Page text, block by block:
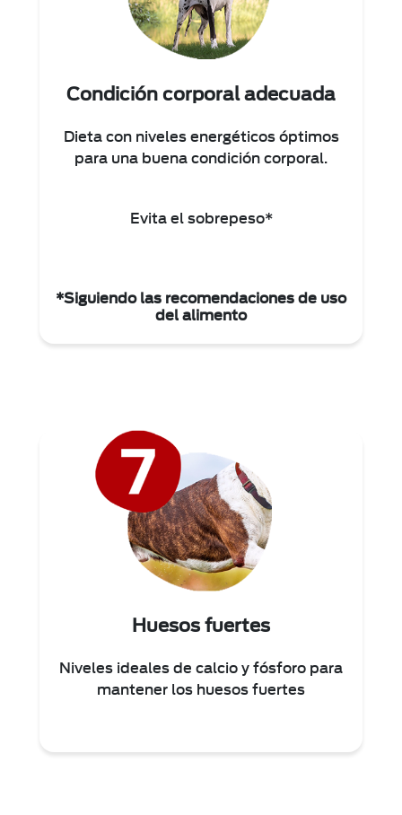
Condición corporal adecuada
Dieta con niveles energéticos óptimos
para una buena condición corporal.
Evita el sobrepeso*
*Siguiendo las recomendaciones de uso
del alimento
Huesos fuertes
Niveles ideales de calcio y fósforo para
mantener los huesos fuertes